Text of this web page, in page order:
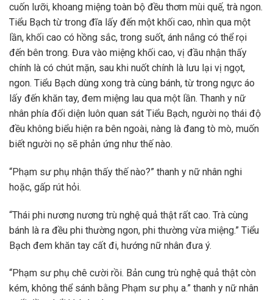
cuốn lưỡi, khoang miệng toàn bộ đều thơm mùi quế, trà ngon.
Tiểu Bạch từ trong đĩa lấy đến một khối cao, nhìn qua một
lần, khối cao có hồng sắc, trong suốt, ánh nắng có thể rọi
đến bên trong. Đưa vào miệng khối cao, vị đầu nhận thấy
chính là có chút mặn, sau khi nuốt chính là lưu lại vị ngọt,
ngon. Tiểu Bạch dùng xong trà cùng bánh, từ trong ngực áo
lấy đến khăn tay, đem miệng lau qua một lần. Thanh y nữ
nhân phía đối diện luôn quan sát Tiểu Bạch, người nọ thái độ
đều không biểu hiện ra bên ngoài, nàng là đang tò mò, muốn
biết người nọ sẽ phản ứng như thế nào.
“Phạm sư phụ nhận thấy thế nào?” thanh y nữ nhân nghi
hoặc, gấp rút hỏi.
“Thái phi nương nương trù nghệ quả thật rất cao. Trà cùng
bánh là ra đều phi thường ngon, phi thường vừa miệng.” Tiểu
Bạch đem khăn tay cất đi, hướng nữ nhân đưa ý.
“Phạm sư phụ chê cười rồi. Bản cung trù nghệ quả thật còn
kém, không thể sánh bằng Phạm sư phụ a.” thanh y nữ nhân